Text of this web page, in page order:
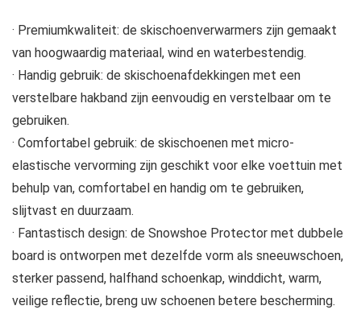
· Premiumkwaliteit: de skischoenverwarmers zijn gemaakt
van hoogwaardig materiaal, wind en waterbestendig.
· Handig gebruik: de skischoenafdekkingen met een
verstelbare hakband zijn eenvoudig en verstelbaar om te
gebruiken.
· Comfortabel gebruik: de skischoenen met micro-
elastische vervorming zijn geschikt voor elke voettuin met
behulp van, comfortabel en handig om te gebruiken,
slijtvast en duurzaam.
· Fantastisch design: de Snowshoe Protector met dubbele
board is ontworpen met dezelfde vorm als sneeuwschoen,
sterker passend, halfhand schoenkap, winddicht, warm,
veilige reflectie, breng uw schoenen betere bescherming.